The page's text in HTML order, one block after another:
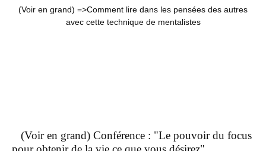
(Voir en grand) =>Comment lire dans les pensées des autres
avec cette technique de mentalistes
(Voir en grand) Conférence : "Le pouvoir du focus